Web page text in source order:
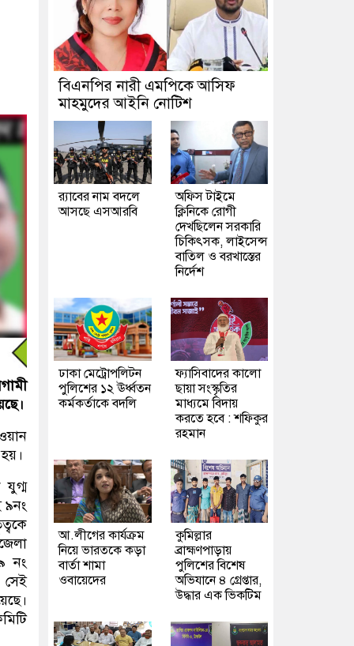
৯নং
নং
বিএনপির নারী এমপিকে আসিফ
মাহমুদের আইনি নোটিশ
র‍্যাবের নাম বদলে
আসছে এসআরবি
অফিস টাইমে
ক্লিনিকে রোগী
দেখছিলেন সরকারি
চিকিৎসক, লাইসেন্স
বাতিল ও বরখাস্তের
নির্দেশ
ঢাকা মেট্রোপলিটন
পুলিশের ১২ ঊর্ধ্বতন
কর্মকর্তাকে বদলি
ফ্যাসিবাদের কালো
ছায়া সংস্কৃতির
মাধ্যমে বিদায়
করতে হবে : শফিকুর
রহমান
আ.লীগের কার্যক্রম
নিয়ে ভারতকে কড়া
বার্তা শামা
ওবায়েদের
কুমিল্লার
ব্রাহ্মণপাড়ায়
পুলিশের বিশেষ
অভিযানে ৪ গ্রেপ্তার,
উদ্ধার এক ভিকটিম